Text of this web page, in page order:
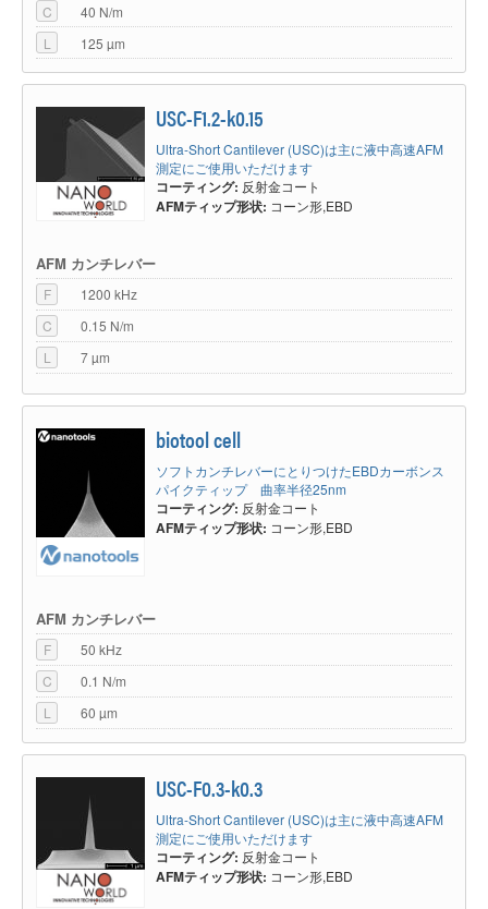
C
40 N/m
L
125 µm
USC-F1.2-k0.15
Ultra-Short Cantilever (USC)は主に液中高速AFM
測定にご使用いただけます
コーティング: 反射金コート
AFMティップ形状: コーン形,EBD
AFM カンチレバー
F
1200 kHz
C
0.15 N/m
L
7 µm
biotool cell
ソフトカンチレバーにとりつけたEBDカーボンス
パイクティップ 曲率半径25nm
コーティング: 反射金コート
AFMティップ形状: コーン形,EBD
AFM カンチレバー
F
50 kHz
C
0.1 N/m
L
60 µm
USC-F0.3-k0.3
Ultra-Short Cantilever (USC)は主に液中高速AFM
測定にご使用いただけます
コーティング: 反射金コート
AFMティップ形状: コーン形,EBD